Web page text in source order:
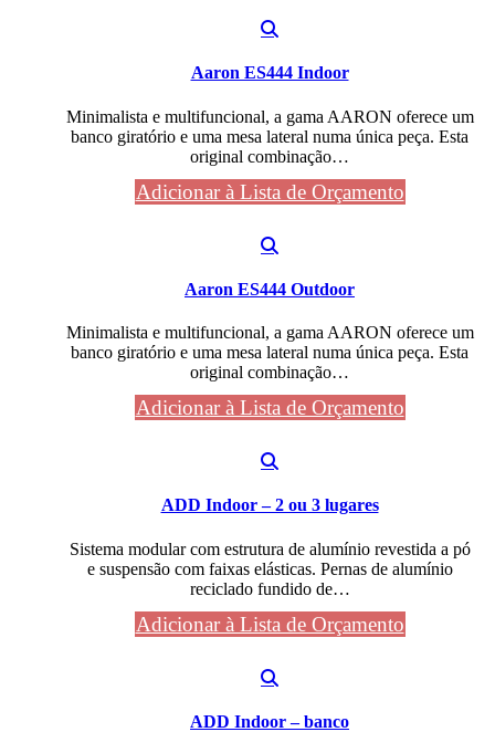
Aaron ES444 Indoor
Minimalista e multifuncional, a gama AARON oferece um
banco giratório e uma mesa lateral numa única peça. Esta
original combinação…
Adicionar à Lista de Orçamento
Aaron ES444 Outdoor
Minimalista e multifuncional, a gama AARON oferece um
banco giratório e uma mesa lateral numa única peça. Esta
original combinação…
Adicionar à Lista de Orçamento
ADD Indoor – 2 ou 3 lugares
Sistema modular com estrutura de alumínio revestida a pó
e suspensão com faixas elásticas. Pernas de alumínio
reciclado fundido de…
Adicionar à Lista de Orçamento
ADD Indoor – banco